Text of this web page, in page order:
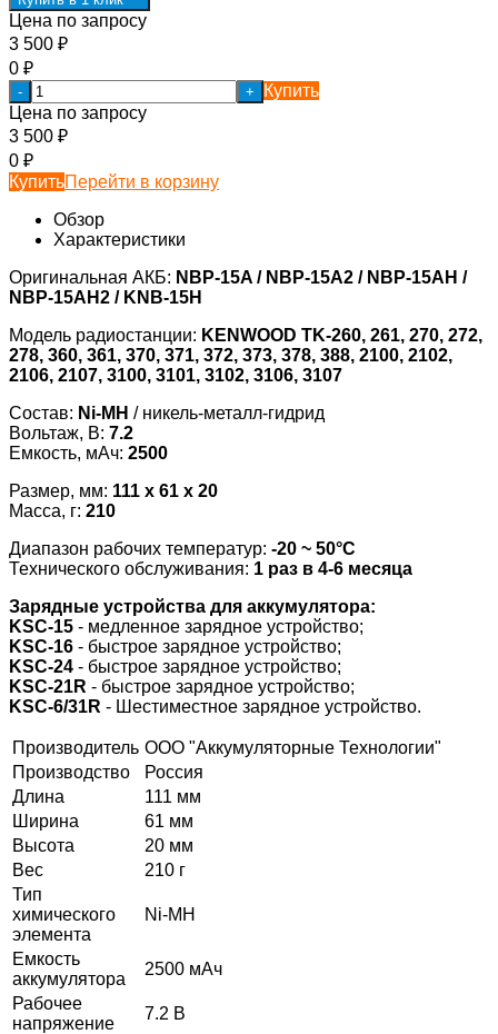
Цена по запросу
3 500 ₽
0 ₽
- +
Купить
Цена по запросу
3 500 ₽
0 ₽
КупитьПерейти в корзину
Обзор
Характеристики
Оригинальная АКБ: NBP-15A / NBP-15A2 / NBP-15AН /
NBP-15AН2 / KNB-15H
Модель радиостанции: KENWOOD TK-260, 261, 270, 272,
278, 360, 361, 370, 371, 372, 373, 378, 388, 2100, 2102,
2106, 2107, 3100, 3101, 3102, 3106, 3107
Состав: Ni-MH / никель-металл-гидрид
Вольтаж, В: 7.2
Емкость, мАч: 2500
Размер, мм: 111 x 61 x 20
Масса, г: 210
Диапазон рабочих температур: -20 ~ 50°С
Технического обслуживания: 1 раз в 4-6 месяца
Зарядные устройства для аккумулятора:
KSC-15 - медленное зарядное устройство;
KSC-16 - быстрое зарядное устройство;
KSC-24 - быстрое зарядное устройство;
KSC-21R - быстрое зарядное устройство;
KSC-6/31R - Шестиместное зарядное устройство.
Производитель ООО "Аккумуляторные Технологии"
Производство
Россия
Длина
111 мм
Ширина
61 мм
Высота
20 мм
Вес
210 г
Тип
химического
элемента
Ni-MH
Емкость
аккумулятора
2500 мАч
Рабочее
напряжение
7.2 В